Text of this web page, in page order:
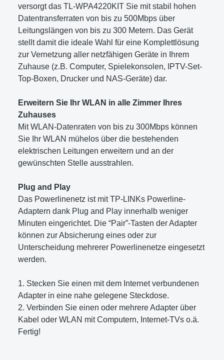
versorgt das TL-WPA4220KIT Sie mit stabil hohen
Datentransferraten von bis zu 500Mbps über
Leitungslängen von bis zu 300 Metern. Das Gerät
stellt damit die ideale Wahl für eine Komplettlösung
zur Vernetzung aller netzfähigen Geräte in Ihrem
Zuhause (z.B. Computer, Spielekonsolen, IPTV-Set-
Top-Boxen, Drucker und NAS-Geräte) dar.
Erweitern Sie Ihr WLAN in alle Zimmer Ihres
Zuhauses
Mit WLAN-Datenraten von bis zu 300Mbps können
Sie Ihr WLAN mühelos über die bestehenden
elektrischen Leitungen erweitern und an der
gewünschten Stelle ausstrahlen.
Plug and Play
Das Powerlinenetz ist mit TP-LINKs Powerline-
Adaptern dank Plug and Play innerhalb weniger
Minuten eingerichtet. Die “Pair”-Tasten der Adapter
können zur Absicherung eines oder zur
Unterscheidung mehrerer Powerlinenetze eingesetzt
werden.
1. Stecken Sie einen mit dem Internet verbundenen
Adapter in eine nahe gelegene Steckdose.
2. Verbinden Sie einen oder mehrere Adapter über
Kabel oder WLAN mit Computern, Internet-TVs o.ä.
Fertig!